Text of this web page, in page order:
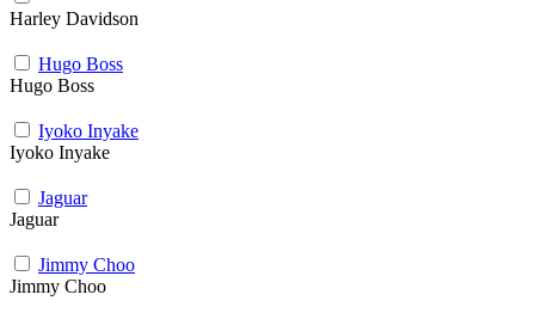
Harley Davidson
Hugo Boss
Hugo Boss
Iyoko Inyake
Iyoko Inyake
Jaguar
Jaguar
Jimmy Choo
Jimmy Choo